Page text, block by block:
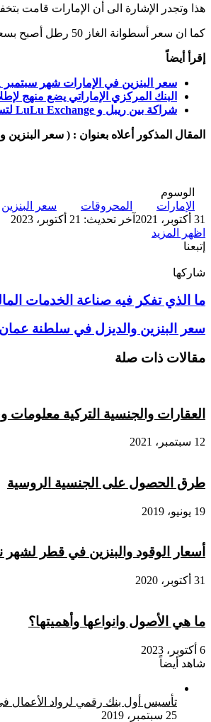
هذا وتجدر الإشارة الى أن الإمارات قامت بتخفيض سعر اسطوانات الغاز في 10 نوفمبر 2020 ،
كما ان سعر أسطوانة الغاز 50 رطل أصبح بسعر 68.25 درهم بدلاً من 120 درهم.
إقرأ أيضاً
سعر البنزين في الإمارات شهر سبتمبر 2021
البنك المركزي الإماراتي يضع منهج
شراكة بين ريبل و LuLu Exchange لتسهيل التحويلات بين الامارات والهند
المقال المذكور أعلاه بعنوان : ( سعر البنزين و
الوسوم
الإمارات
المحروقات سعر البنزين
31 أكتوبر، 2021
آخر تحديث: 21 أكتوبر، 2023
اظهر المزيد
إتبعنا
شاركها
ما
تفكر
صناعة
الخدمات
التشفير
ما الذي تفكر فيه صناعة الخدمات
سعر
البنزين
والديزل
شهر
نوفمبر
سعر البنزين والديزل في سلطنة عمان
مقالات ذات صلة
العقارات والجنسية التركية معلومات
12 سبتمبر، 2021
طرق الحصول على الجنسية الروسية
19 يونيو، 2019
أسعار الوقود والبنزين في قطر لشهر
31 أكتوبر، 2020
ما هي الأصول وانواعها وأهميتها؟
6 أكتوبر، 2023
شاهد أيضاً
تأسيس أول بنك رقمي لرواد الأعمال
25 سبتمبر، 2019